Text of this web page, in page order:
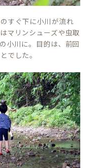
すぐ下に小川が流れ
マリンシューズや虫取
小川に。目的は、前回
でした。